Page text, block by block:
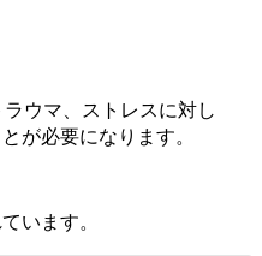
ウマ、ストレスに対し
が必要になります。
います。